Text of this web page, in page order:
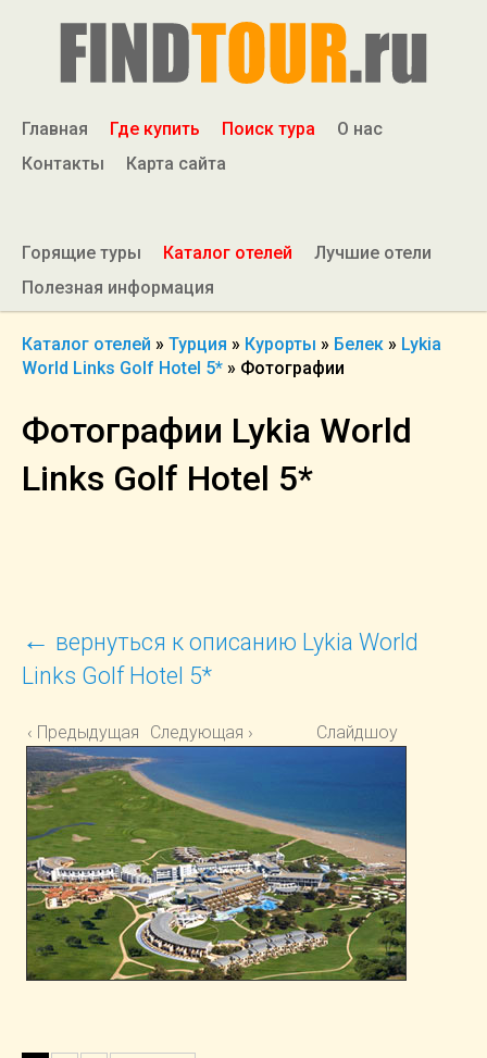
Главная Где купить Поиск тура
О нас
Контакты
Карта сайта
Горящие туры Каталог отелей
Лучшие отели
Полезная информация
Каталог отелей » Турция » Курорты » Белек » Lykia
World Links Golf Hotel 5* » Фотографии
Фотографии Lykia World
Links Golf Hotel 5*
← вернуться к описанию Lykia World
Links Golf Hotel 5*
‹ Предыдущая Следующая › Слайдшоу